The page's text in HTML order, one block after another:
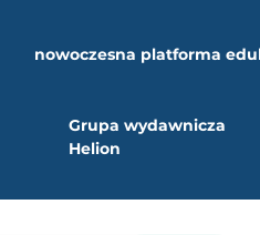
nowoczesna platforma
Grupa wydawnicza
Helion